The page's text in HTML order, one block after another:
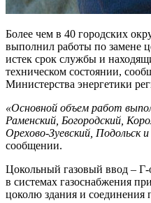
Более чем в 40 городских
выполнил работы по замене
истек срок службы и
техническом состоянии,
Министерства энергетики
«Основной объем работ
Раменский, Богородский,
Орехово-Зуевский, Подольск и
сообщении.
Цокольный газовый ввод – Г-
в системах газоснабжения
цоколю здания и соединения